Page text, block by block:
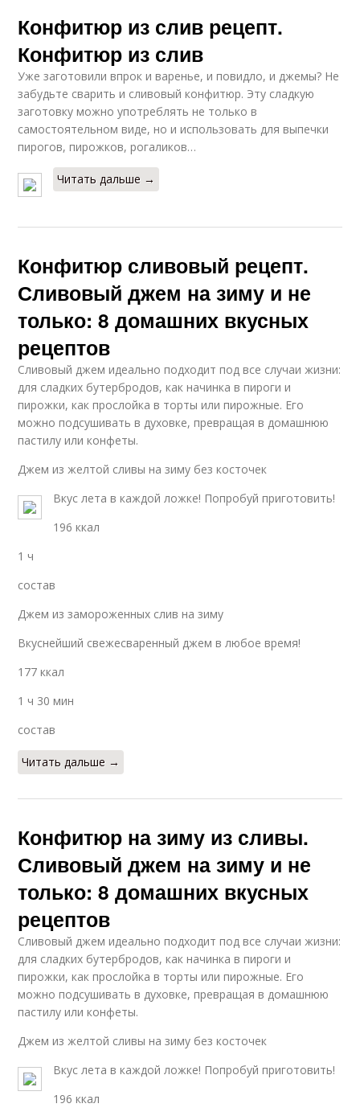
Конфитюр из слив рецепт.
Конфитюр из слив
Уже заготовили впрок и варенье, и повидло, и джемы? Не
забудьте сварить и сливовый конфитюр. Эту сладкую
заготовку можно употреблять не только в
самостоятельном виде, но и использовать для выпечки
пирогов, пирожков, рогаликов…
Читать дальше →
Конфитюр сливовый рецепт.
Сливовый джем на зиму и не
только: 8 домашних вкусных
рецептов
Сливовый джем идеально подходит под все случаи жизни:
для сладких бутербродов, как начинка в пироги и
пирожки, как прослойка в торты или пирожные. Его
можно подсушивать в духовке, превращая в домашнюю
пастилу или конфеты.
Джем из желтой сливы на зиму без косточек
Вкус лета в каждой ложке! Попробуй приготовить!
196 ккал
1 ч
состав
Джем из замороженных слив на зиму
Вкуснейший свежесваренный джем в любое время!
177 ккал
1 ч 30 мин
состав
Читать дальше →
Конфитюр на зиму из сливы.
Сливовый джем на зиму и не
только: 8 домашних вкусных
рецептов
Сливовый джем идеально подходит под все случаи жизни:
для сладких бутербродов, как начинка в пироги и
пирожки, как прослойка в торты или пирожные. Его
можно подсушивать в духовке, превращая в домашнюю
пастилу или конфеты.
Джем из желтой сливы на зиму без косточек
Вкус лета в каждой ложке! Попробуй приготовить!
196 ккал